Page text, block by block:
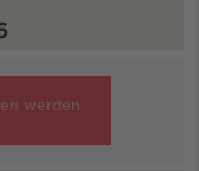
werden